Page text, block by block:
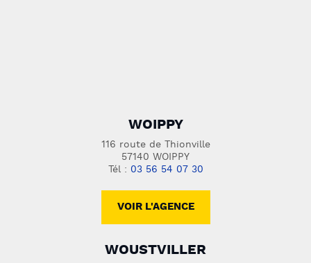
WOIPPY
116 route de Thionville
57140 WOIPPY
Tél : 03 56 54 07 30
VOIR L'AGENCE
WOUSTVILLER